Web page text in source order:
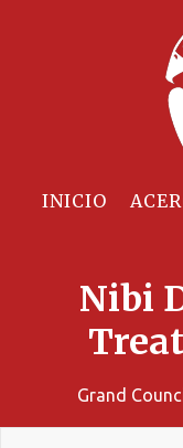
INICIO
Nibi
Grand